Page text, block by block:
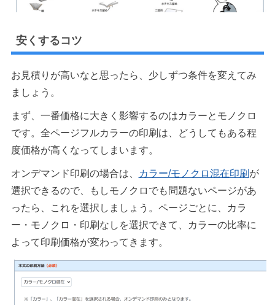
安くするコツ
お見積りが高いなと思ったら、少しずつ条件を変えてみ
ましょう。
まず、一番価格に大きく影響するのはカラーとモノクロ
です。全ページフルカラーの印刷は、どうしてもある程
度価格が高くなってしまいます。
オンデマンド印刷の場合は、 カラー/モノクロ混在印刷 が
選択できるので、もしモノクロでも問題ないページがあ
ったら、これを選択しましょう。ページごとに、カラ
ー・モノクロ・印刷なしを選択できて、カラーの比率に
よって印刷価格が変わってきます。